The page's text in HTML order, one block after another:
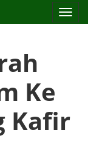
Toggle
Ke
Kafir